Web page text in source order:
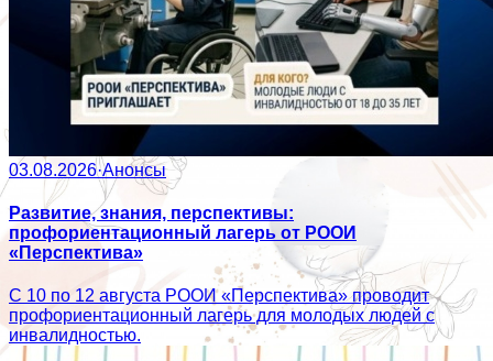
03.08.2026·Анонсы
Развитие, знания, перспективы:
профориентационный лагерь от РООИ
«Перспектива»
С 10 по 12 августа РООИ «Перспектива» проводит
профориентационный лагерь для молодых людей с
инвалидностью.